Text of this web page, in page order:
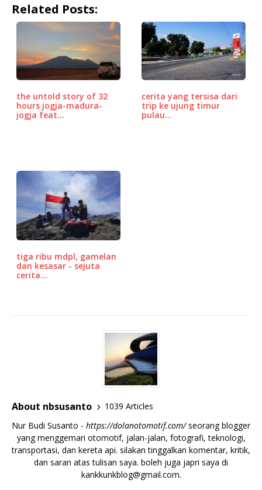
c
e
b
o
o
k
it
te
r
ai at
s
A
p
p
r
d
P
r
e
ss
ar
e
Related Posts:
the untold story of 32
hours jogja-madura-
jogja feat…
cerita yang tersisa dari
trip ke ujung timur
pulau…
tiga ribu mdpl, gamelan
dan kesasar - sejuta
cerita…
About nbsusanto
1039 Articles
Nur Budi Susanto - https://dolanotomotif.com/seorang blogger
yang menggemari otomotif, jalan-jalan, fotografi, teknologi,
transportasi, dan kereta api. silakan tinggalkan komentar, kritik,
dan saran atas tulisan saya. boleh juga japri saya di
kankkunkblog@gmail.com.